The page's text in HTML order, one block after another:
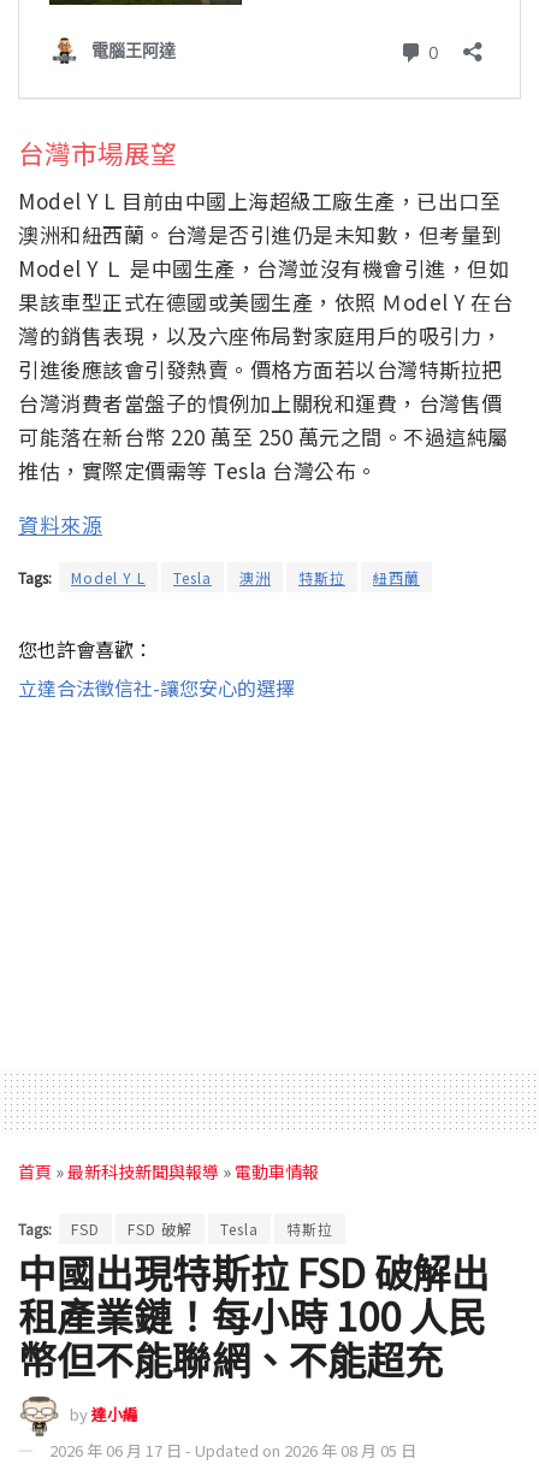
台灣市場展望
Model Y L 目前由中國上海超級工廠生產，已出口至
澳洲和紐西蘭。台灣是否引進仍是未知數，但考量到
Model Y Ｌ 是中國生產，台灣並沒有機會引進，但如
果該車型正式在德國或美國生產，依照 Ｍodel Y 在台
灣的銷售表現，以及六座佈局對家庭用戶的吸引力，
引進後應該會引發熱賣。價格方面若以台灣特斯拉把
台灣消費者當盤子的慣例加上關稅和運費，台灣售價
可能落在新台幣 220 萬至 250 萬元之間。不過這純屬
推估，實際定價需等 Tesla 台灣公布。
資料來源
Tags: Model Y L Tesla 澳洲 特斯拉 紐西蘭
您也許會喜歡：
立達合法徵信社-讓您安心的選擇
首頁 »最新科技新聞與報導 » 電動車情報
Tags: FSD FSD 破解 Tesla 特斯拉
中國出現特斯拉 FSD 破解出
租產業鏈！每小時 100 人民
幣但不能聯網、不能超充
by達小編
2026 年 06 月 17 日 - Updated on 2026 年 08 月 05 日